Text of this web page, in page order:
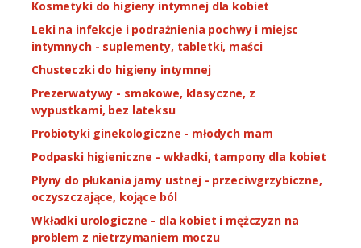
Kosmetyki do higieny intymnej dla kobiet
Leki na infekcje i podrażnienia pochwy i miejsc
intymnych - suplementy, tabletki, maści
Chusteczki do higieny intymnej
Prezerwatywy - smakowe, klasyczne, z
wypustkami, bez lateksu
Probiotyki ginekologiczne - młodych mam
Podpaski higieniczne - wkładki, tampony dla kobiet
Płyny do płukania jamy ustnej - przeciwgrzybiczne,
oczyszczające, kojące ból
Wkładki urologiczne - dla kobiet i mężczyzn na
problem z nietrzymaniem moczu